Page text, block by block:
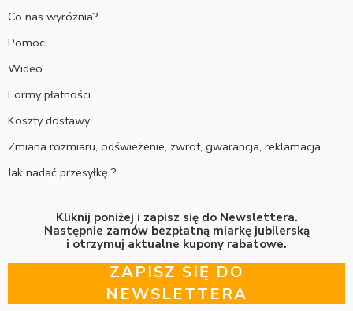
Co nas wyróżnia?
Pomoc
Wideo
Formy płatności
Koszty dostawy
Zmiana rozmiaru, odświeżenie, zwrot, gwarancja, reklamacja
Jak nadać przesyłkę ?
Kliknij poniżej i zapisz się do Newslettera.
Następnie zamów bezpłatną miarkę jubilerską
i otrzymuj aktualne kupony rabatowe.
ZAPISZ SIĘ DO
NEWSLETTERA